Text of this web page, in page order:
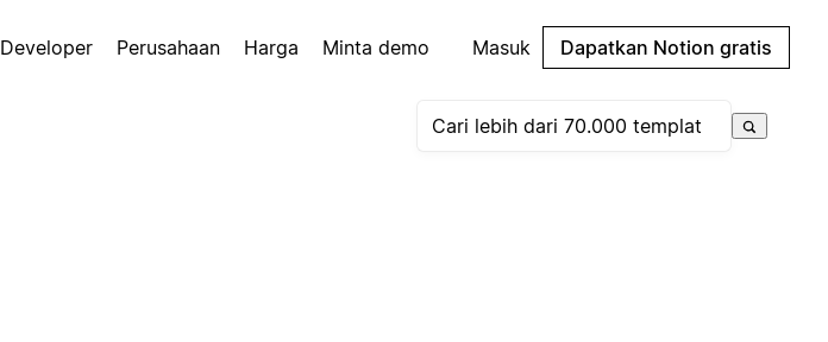
Developer Perusahaan Harga Minta demo Masuk Dapatkan Notion gratis